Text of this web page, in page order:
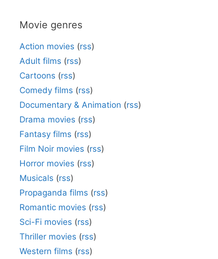
Movie genres
Action movies (rss)
Adult films (rss)
Cartoons (rss)
Comedy films (rss)
Documentary & Animation (rss)
Drama movies (rss)
Fantasy films (rss)
Film Noir movies (rss)
Horror movies (rss)
Musicals (rss)
Propaganda films (rss)
Romantic movies (rss)
Sci-Fi movies (rss)
Thriller movies (rss)
Western films (rss)